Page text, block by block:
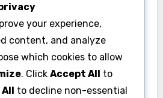
ザーに対して、適切な情報提
くなることがあります。 ユー
スの変化 広告ブロッカーは、
エンスにも影響を与えます。
ことで、ページの読み込み速
your experience,
content, and analyze
which cookies to allow
. Click Accept All to
to decline non-essential